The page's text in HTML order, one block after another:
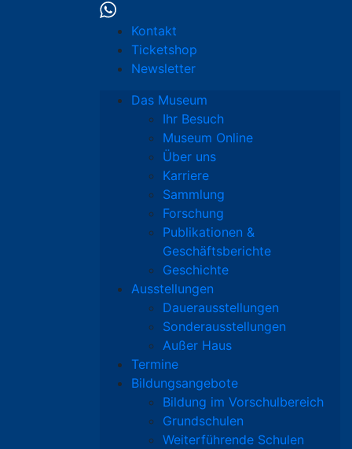
Kontakt
Ticketshop
Newsletter
Das Museum
Ihr Besuch
Museum Online
Über uns
Karriere
Sammlung
Forschung
Publikationen &
Geschäftsberichte
Geschichte
Ausstellungen
Dauerausstellungen
Sonderausstellungen
Außer Haus
Termine
Bildungsangebote
Bildung im Vorschulbereich
Grundschulen
Weiterführende Schulen